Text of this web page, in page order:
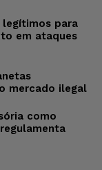
para
em ataques
mercado ilegal
como